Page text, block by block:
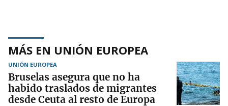
MÁS EN UNIÓN EUROPEA
UNIÓN EUROPEA
Bruselas asegura que no ha
habido traslados de migrantes
desde Ceuta al resto de Europa